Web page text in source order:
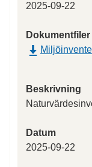
2025-09-22
Dokumentfiler
Beskrivning
Datum
2025-09-22